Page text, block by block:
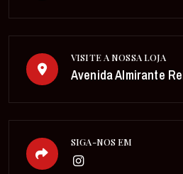
VISITE A NOSSA LOJA
Avenida Almirante
SIGA-NOS EM